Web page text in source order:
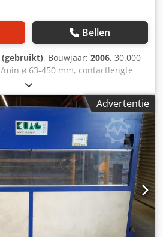
Bellen
(gebruikt), Bouwjaar: 2006, 30.000
ø 63-450 mm, contactlengte
Apnsrf 2,3 kW
Advertentie